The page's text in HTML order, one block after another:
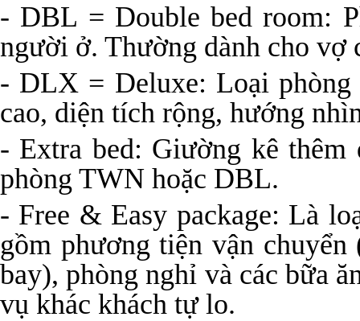
- DBL = Double bed room:
người ở. Thường dành cho vợ
- DLX = Deluxe: Loại phòng
cao, diện tích rộng, hướng
- Extra bed: Giường kê
phòng TWN hoặc DBL.
- Free & Easy package: Là
gồm phương tiện vận
bay), phòng nghỉ và các bữa
vụ khác khách tự lo.